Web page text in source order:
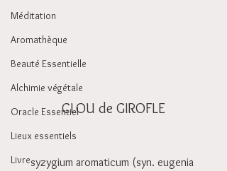
Méditation
Aromathèque
Beauté Essentielle
Alchimie végétale
Oracle Essentiel
Lieux essentiels
Livre
CLOU de GIROFLE
syzygium aromaticum (syn. eugenia